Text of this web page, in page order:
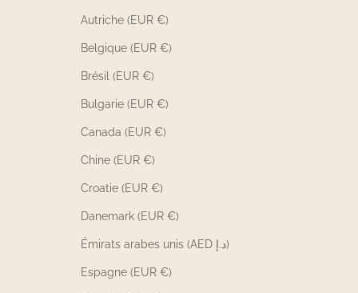
Autriche (EUR €)
Belgique (EUR €)
Brésil (EUR €)
Bulgarie (EUR €)
Canada (EUR €)
Chine (EUR €)
Croatie (EUR €)
Danemark (EUR €)
Émirats arabes unis (AED د.إ)
Espagne (EUR €)